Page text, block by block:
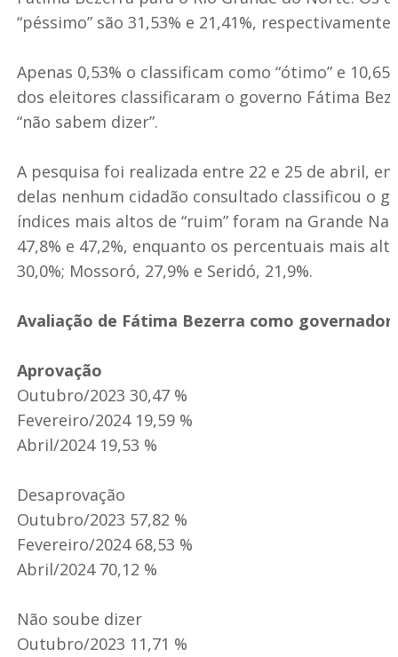
“péssimo” são 31,53% e 21,41%,
Apenas 0,53% o classificam como “ótimo” e
dos eleitores classificaram o governo Fátima
“não sabem dizer”.
A pesquisa foi realizada entre 22 e 25 de abril,
delas nenhum cidadão consultado classificou o
índices mais altos de “ruim” foram na Grande
47,8% e 47,2%, enquanto os percentuais mais
30,0%; Mossoró, 27,9% e Seridó, 21,9%.
Avaliação de Fátima Bezerra como
Aprovação
Outubro/2023 30,47 %
Fevereiro/2024 19,59 %
Abril/2024 19,53 %
Desaprovação
Outubro/2023 57,82 %
Fevereiro/2024 68,53 %
Abril/2024 70,12 %
Não soube dizer
Outubro/2023 11,71 %